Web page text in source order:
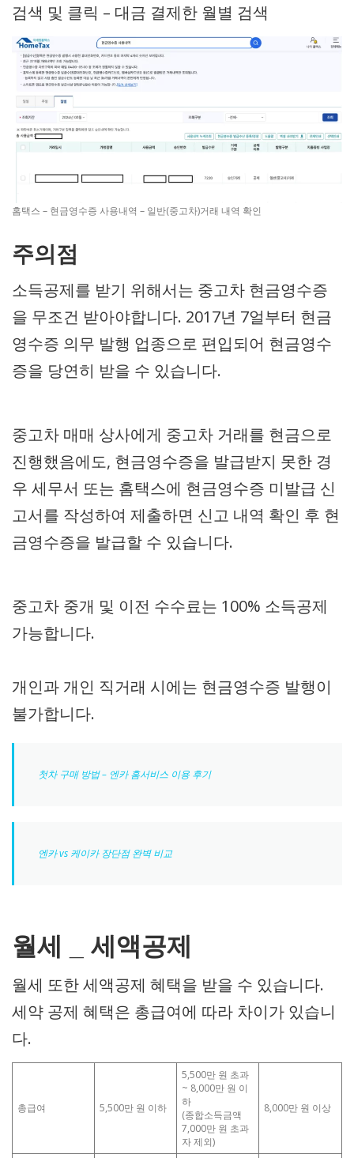
검색 및 클릭 – 대금 결제한 월별 검색
홈택스 – 현금영수증 사용내역 – 일반(중고차)거래 내역 확인
주의점
소득공제를 받기 위해서는 중고차 현금영수증
을 무조건 받아야합니다. 2017년 7얼부터 현금
영수증 의무 발행 업종으로 편입되어 현금영수
증을 당연히 받을 수 있습니다.
중고차 매매 상사에게 중고차 거래를 현금으로
진행했음에도, 현금영수증을 발급받지 못한 경
우 세무서 또는 홈택스에 현금영수증 미발급 신
고서를 작성하여 제출하면 신고 내역 확인 후 현
금영수증을 발급할 수 있습니다.
중고차 중개 및 이전 수수료는 100% 소득공제
가능합니다.
개인과 개인 직거래 시에는 현금영수증 발행이
불가합니다.
첫차 구매 방법 – 엔카 홈서비스 이용 후기
엔카 vs 케이카 장단점 완벽 비교
월세 _ 세액공제
월세 또한 세액공제 혜택을 받을 수 있습니다.
세약 공제 혜택은 총급여에 따라 차이가 있습니
다.
총급여 5,500만 원 이하
5,500만 원 초과
~ 8,000만 원 이
하
(종합소득금액
7,000만 원 초과
자 제외)
8,000만 원 이상